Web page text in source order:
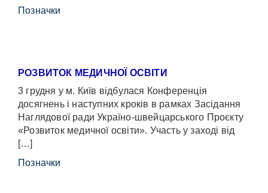
Позначки
РОЗВИТОК МЕДИЧНОЇ ОСВІТИ
3 грудня у м. Київ відбулася Конференція
досягнень і наступних кроків в рамках Засідання
Наглядової ради Україно-швейцарського Проєкту
«Розвиток медичної освіти». Участь у заході від
[…]
Позначки